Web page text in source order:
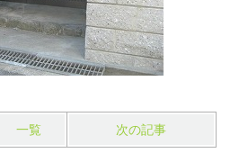
一覧 次の記事